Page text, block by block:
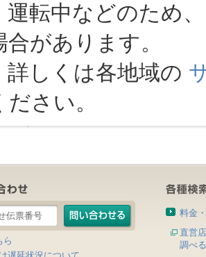
転中などのため
合があります。
しくは各地域の
ださい。
ら
料金
直営
調べる